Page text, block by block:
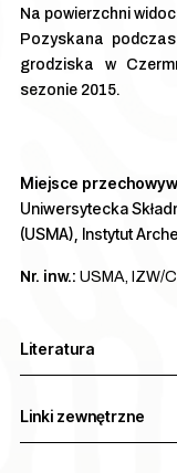
Na powierzchni
Pozyskana
grodziska w
sezonie 2015.
Miejsce
Uniwersytecka
(USMA), Instytut
Nr. inw.: USMA, IZW/
Literatura
Linki zewnętrzne